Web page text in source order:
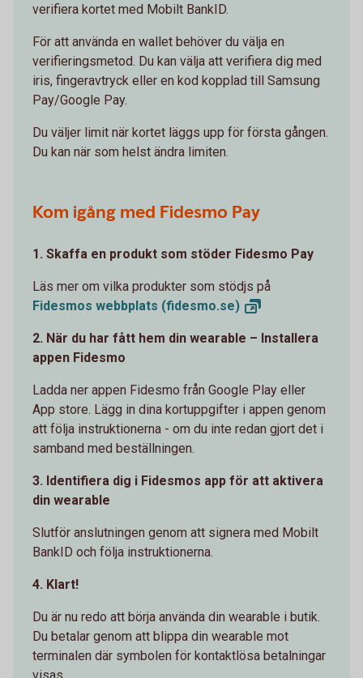
verifiera kortet med Mobilt BankID.
För att använda en wallet behöver du välja en
verifieringsmetod. Du kan välja att verifiera dig med
iris, fingeravtryck eller en kod kopplad till Samsung
Pay/Google Pay.
Du väljer limit när kortet läggs upp för första gången.
Du kan när som helst ändra limiten.
Kom igång med Fidesmo Pay
1. Skaffa en produkt som stöder Fidesmo Pay
Läs mer om vilka produkter som stödjs på
Fidesmos webbplats (fidesmo.se)
2. När du har fått hem din wearable – Installera
appen Fidesmo
Ladda ner appen Fidesmo från Google Play eller
App store. Lägg in dina kortuppgifter i appen genom
att följa instruktionerna - om du inte redan gjort det i
samband med beställningen.
3. Identifiera dig i Fidesmos app för att aktivera
din wearable
Slutför anslutningen genom att signera med Mobilt
BankID och följa instruktionerna.
4. Klart!
Du är nu redo att börja använda din wearable i butik.
Du betalar genom att blippa din wearable mot
terminalen där symbolen för kontaktlösa betalningar